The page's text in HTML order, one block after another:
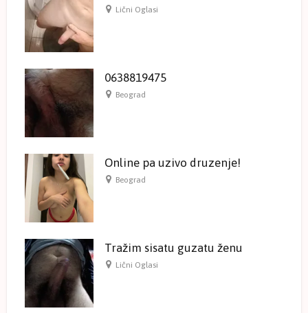
Lični Oglasi
0638819475
Beograd
Online pa uzivo druzenje!
Beograd
Tražim sisatu guzatu ženu
Lični Oglasi